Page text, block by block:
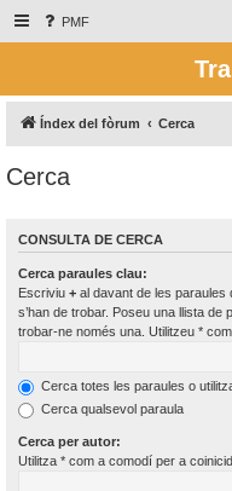
PMF
Índex del fòrum Cerca
Cerca
CONSULTA DE CERCA
Cerca paraules clau:
Escriviu + al davant de les paraules
s’han de trobar. Poseu una llista
trobar-ne només una. Utilitzeu *
Cerca totes les paraules o
Cerca qualsevol paraula
Cerca per autor:
Utilitza * com a comodí per a